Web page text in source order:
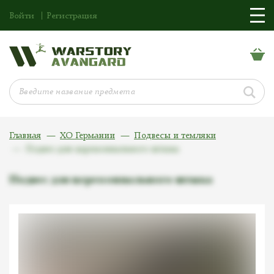
Войти Регистрация
Главная ХО Германии
Подвесы и темляки
Подвес для церемониального штыка